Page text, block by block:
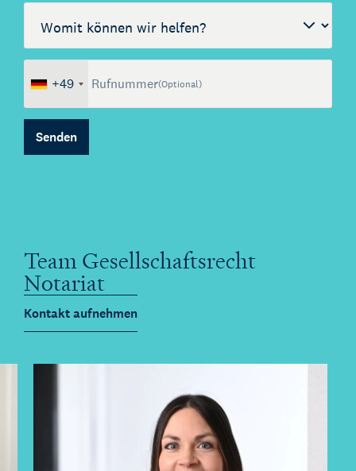
Womit können wir helfen?(Optional)
+49 Rufnummer(Optional)
Senden
Team Gesellschaftsrecht
Notariat
Kontakt aufnehmen